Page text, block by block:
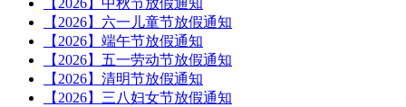
【2026】中秋节放假通知
【2026】六一儿童节放假通知
【2026】端午节放假通知
【2026】五一劳动节放假通知
【2026】清明节放假通知
【2026】三八妇女节放假通知